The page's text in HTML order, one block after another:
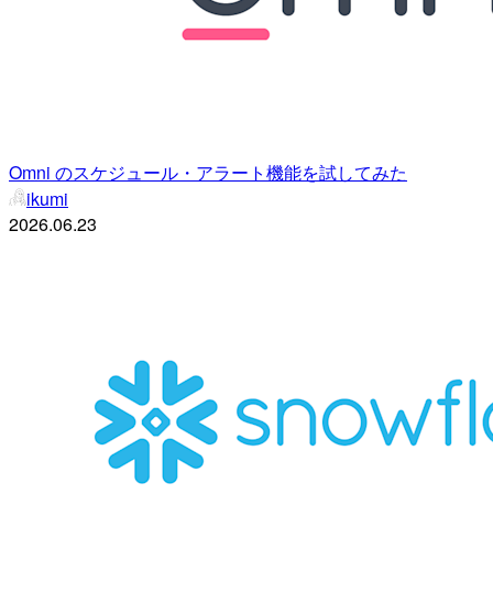
Omni のスケジュール・アラート機能を試してみた
ikumi
2026.06.23